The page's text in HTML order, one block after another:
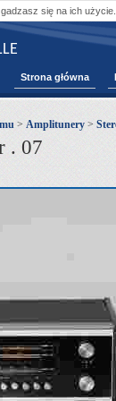
się na ich użycie.
Strona główna
> Amplitunery >
. 07